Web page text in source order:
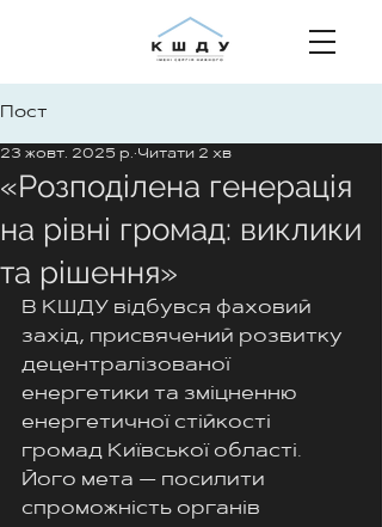
Пост
«Розподілена генерація
на рівні громад: виклики
та рішення»
23 жовт. 2025 р. Читати 2 хв
В КШДУ відбувся фаховий
захід, присвячений розвитку
децентралізованої
енергетики та зміцненню
енергетичної стійкості
громад Київської області.
Його мета — посилити
спроможність органів